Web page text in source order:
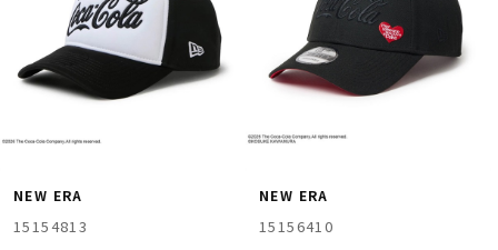
NEW ERA
15154813
NEW ERA
15156410